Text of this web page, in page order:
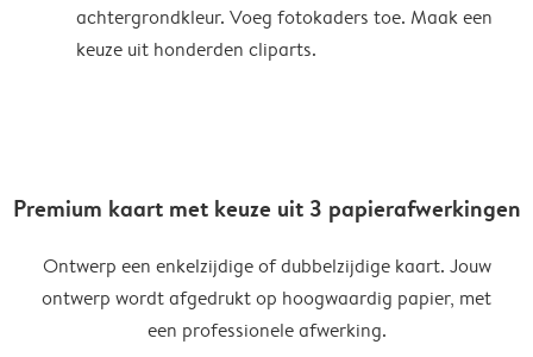
achtergrondkleur. Voeg fotokaders toe. Maak een
keuze uit honderden cliparts.
Premium kaart met keuze uit 3 papierafwerkingen
Ontwerp een enkelzijdige of dubbelzijdige kaart. Jouw
ontwerp wordt afgedrukt op hoogwaardig papier, met
een professionele afwerking.